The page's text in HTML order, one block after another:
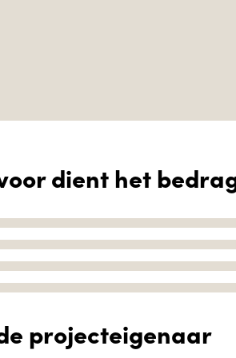
dient het
projecteigenaar